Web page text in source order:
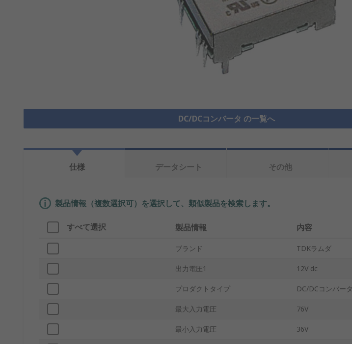
DC/DCコンバータ の一覧へ
仕様
データシート その他
製品情報（複数選択可）を選択して、類似製品を検索します。
すべて選択 製品情報 内容
ブランド TDKラムダ
出力電圧1 12V dc
プロダクトタイプ DC/DCコンバータ
最大入力電圧 76V
最小入力電圧 36V